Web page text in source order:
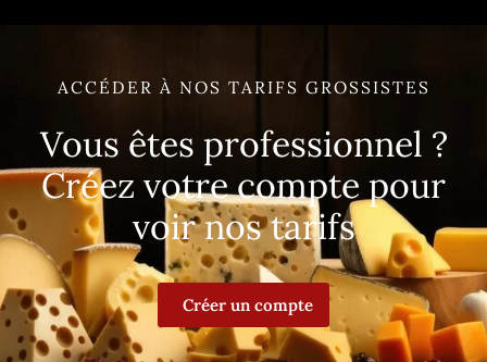
ACCÉDER À NOS TARIFS GROSSISTES
Vous êtes professionnel ?
Créez votre compte pour
voir nos tarifs
Créer un compte